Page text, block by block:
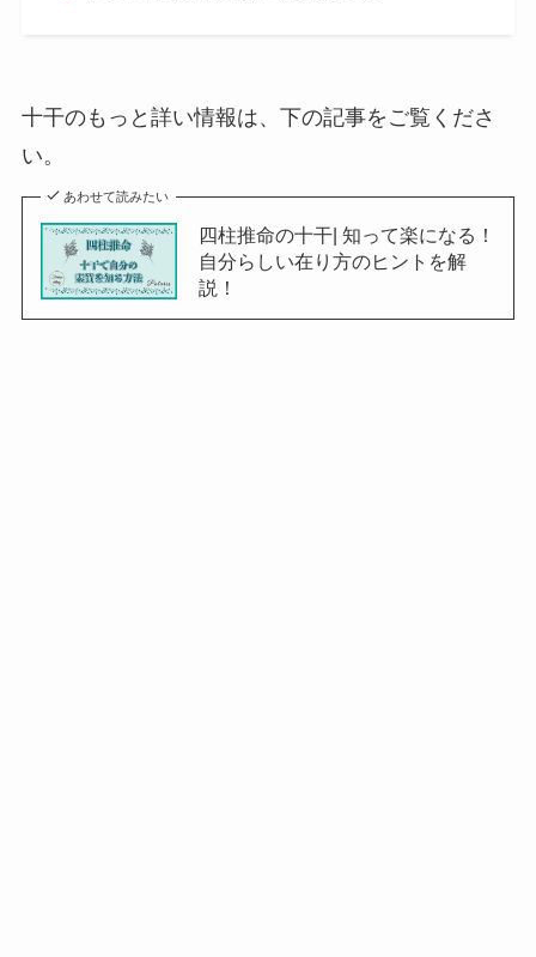
十干のもっと詳い情報は、下の記事をご覧くださ
い。
あわせて読みたい
四柱推命の十干| 知って楽になる！
自分らしい在り方のヒントを解
説！